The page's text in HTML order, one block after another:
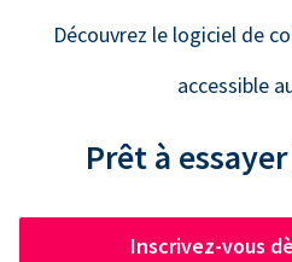
Découvrez le logiciel de
accessible
Prêt à
Inscrivez-vous